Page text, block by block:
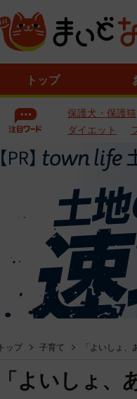
トップ
保護犬・保護猫
ダイエット
トップ 子育て 「よいしょ
「よいしょ